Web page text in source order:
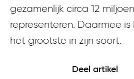
gezamenlijk circa 12
representeren. Daarmee
het grootste in zijn soort.
Deel artikel